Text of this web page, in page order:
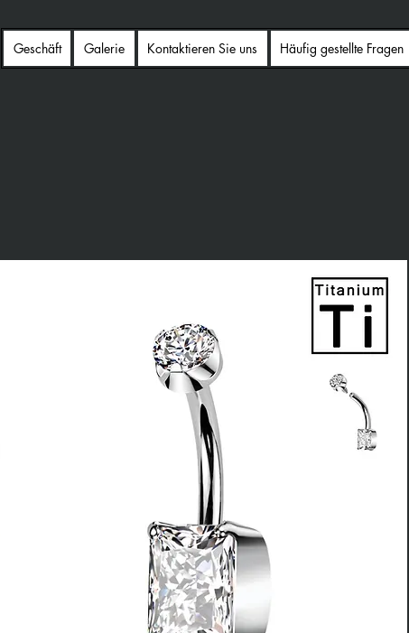
Geschäft Galerie Kontaktieren Sie uns Häufig gestellte Fragen